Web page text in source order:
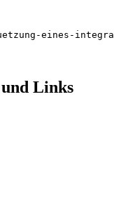
eines-
Links